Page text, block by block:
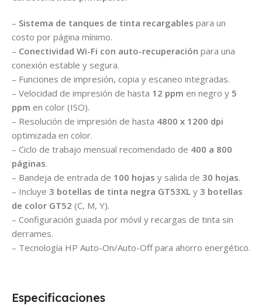
– Sistema de tanques de tinta recargables para un
costo por página mínimo.
– Conectividad Wi-Fi con auto-recuperación para una
conexión estable y segura.
– Funciones de impresión, copia y escaneo integradas.
– Velocidad de impresión de hasta 12 ppm en negro y 5
ppm en color (ISO).
– Resolución de impresión de hasta 4800 x 1200 dpi
optimizada en color.
– Ciclo de trabajo mensual recomendado de 400 a 800
páginas.
– Bandeja de entrada de 100 hojas y salida de 30 hojas.
– Incluye 3 botellas de tinta negra GT53XL y 3 botellas
de color GT52 (C, M, Y).
– Configuración guiada por móvil y recargas de tinta sin
derrames.
– Tecnología HP Auto-On/Auto-Off para ahorro energético.
Especificaciones